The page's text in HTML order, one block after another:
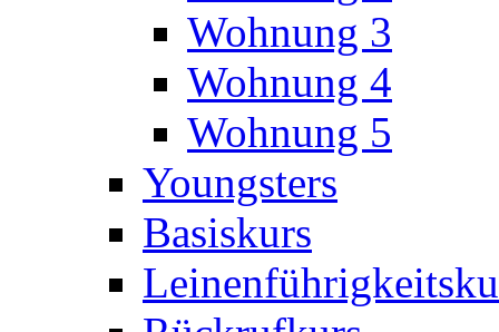
Wohnung 3
Wohnung 4
Wohnung 5
Youngsters
Basiskurs